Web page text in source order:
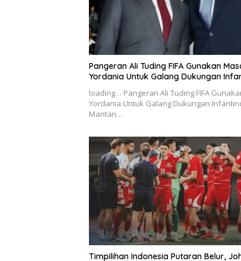
Pangeran Ali Tuding FIFA Gunakan
Yordania Untuk Galang Dukungan
loading… Pangeran Ali Tuding FIFA
Yordania Untuk Galang Dukungan Infantino
Mantan…
Timpilihan Indonesia Putaran Belur,